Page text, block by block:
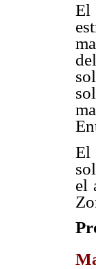
El
El
el